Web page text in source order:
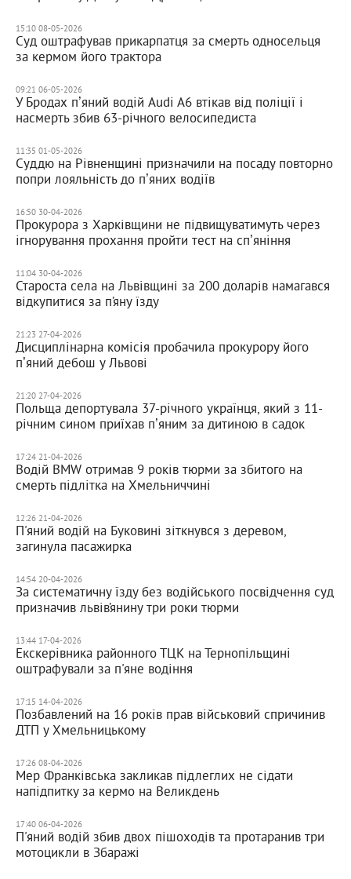
15:10 08-05-2026
Суд оштрафував прикарпатця за смерть односельця
за кермом його трактора
09:21 06-05-2026
У Бродах пʼяний водій Audi A6 втікав від поліції і
насмерть збив 63-річного велосипедиста
11:35 01-05-2026
Суддю на Рівненщині призначили на посаду повторно
попри лояльність до пʼяних водіїв
16:50 30-04-2026
Прокурора з Харківщини не підвищуватимуть через
ігнорування прохання пройти тест на спʼяніння
11:04 30-04-2026
Староста села на Львівщині за 200 доларів намагався
відкупитися за п’яну їзду
21:23 27-04-2026
Дисциплінарна комісія пробачила прокурору його
пʼяний дебош у Львові
21:20 27-04-2026
Польща депортувала 37-річного українця, який з 11-
річним сином приїхав пʼяним за дитиною в садок
17:24 21-04-2026
Водій BMW отримав 9 років тюрми за збитого на
смерть підлітка на Хмельниччині
12:26 21-04-2026
П'яний водій на Буковині зіткнувся з деревом,
загинула пасажирка
14:54 20-04-2026
За систематичну їзду без водійського посвідчення суд
призначив львів’янину три роки тюрми
13:44 17-04-2026
Екскерівника районного ТЦК на Тернопільщині
оштрафували за п'яне водіння
17:15 14-04-2026
Позбавлений на 16 років прав військовий спричинив
ДТП у Хмельницькому
17:26 08-04-2026
Мер Франківська закликав підлеглих не сідати
напідпитку за кермо на Великдень
17:40 06-04-2026
П'яний водій збив двох пішоходів та протаранив три
мотоцикли в Збаражі